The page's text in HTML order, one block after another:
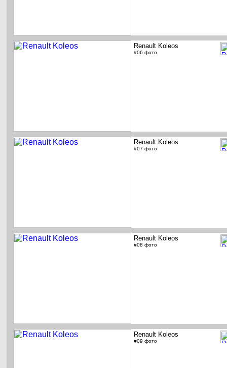
Renault Koleos
#06 фото
Renault Koleos
#07 фото
Renault Koleos
#08 фото
Renault Koleos
#09 фото